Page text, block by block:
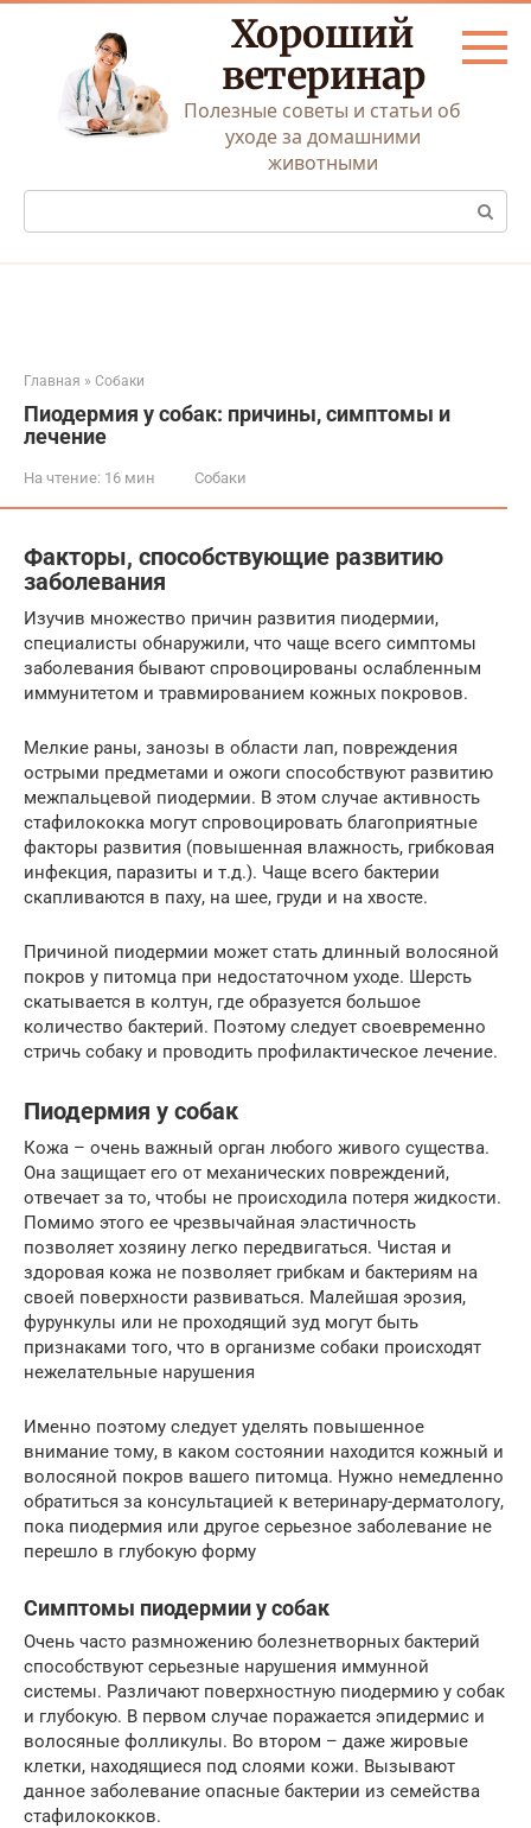
Перейти
Хороший
ветеринар
Полезные советы и статьи об
уходе за домашними
животными
Поиск:
Главная » Собаки
Пиодермия у собак: причины, симптомы и
лечение
На чтение: 16 мин Собаки
Факторы, способствующие развитию
заболевания
Изучив множество причин развития пиодермии,
специалисты обнаружили, что чаще всего симптомы
заболевания бывают спровоцированы ослабленным
иммунитетом и травмированием кожных покровов.
Мелкие раны, занозы в области лап, повреждения
острыми предметами и ожоги способствуют развитию
межпальцевой пиодермии. В этом случае активность
стафилококка могут спровоцировать благоприятные
факторы развития (повышенная влажность, грибковая
инфекция, паразиты и т.д.). Чаще всего бактерии
скапливаются в паху, на шее, груди и на хвосте.
Причиной пиодермии может стать длинный волосяной
покров у питомца при недостаточном уходе. Шерсть
скатывается в колтун, где образуется большое
количество бактерий. Поэтому следует своевременно
стричь собаку и проводить профилактическое лечение.
Пиодермия у собак
Кожа – очень важный орган любого живого существа.
Она защищает его от механических повреждений,
отвечает за то, чтобы не происходила потеря жидкости.
Помимо этого ее чрезвычайная эластичность
позволяет хозяину легко передвигаться. Чистая и
здоровая кожа не позволяет грибкам и бактериям на
своей поверхности развиваться. Малейшая эрозия,
фурункулы или не проходящий зуд могут быть
признаками того, что в организме собаки происходят
нежелательные нарушения
Именно поэтому следует уделять повышенное
внимание тому, в каком состоянии находится кожный и
волосяной покров вашего питомца. Нужно немедленно
обратиться за консультацией к ветеринару-дерматологу,
пока пиодермия или другое серьезное заболевание не
перешло в глубокую форму
Симптомы пиодермии у собак
Очень часто размножению болезнетворных бактерий
способствуют серьезные нарушения иммунной
системы. Различают поверхностную пиодермию у собак
и глубокую. В первом случае поражается эпидермис и
волосяные фолликулы. Во втором – даже жировые
клетки, находящиеся под слоями кожи. Вызывают
данное заболевание опасные бактерии из семейства
стафилококков.